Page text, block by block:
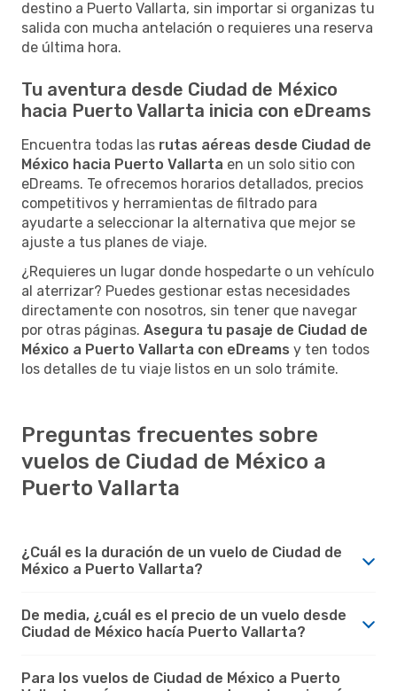
destino a Puerto Vallarta, sin importar si organizas tu
salida con mucha antelación o requieres una reserva
de última hora.
Tu aventura desde Ciudad de México
hacia Puerto Vallarta inicia con eDreams
Encuentra todas las rutas aéreas desde Ciudad de
México hacia Puerto Vallarta en un solo sitio con
eDreams. Te ofrecemos horarios detallados, precios
competitivos y herramientas de filtrado para
ayudarte a seleccionar la alternativa que mejor se
ajuste a tus planes de viaje.
¿Requieres un lugar donde hospedarte o un vehículo
al aterrizar? Puedes gestionar estas necesidades
directamente con nosotros, sin tener que navegar
por otras páginas. Asegura tu pasaje de Ciudad de
México a Puerto Vallarta con eDreams y ten todos
los detalles de tu viaje listos en un solo trámite.
Preguntas frecuentes sobre
vuelos de Ciudad de México a
Puerto Vallarta
¿Cuál es la duración de un vuelo de Ciudad de
México a Puerto Vallarta?
De media, ¿cuál es el precio de un vuelo desde
Ciudad de México hacía Puerto Vallarta?
Para los vuelos de Ciudad de México a Puerto